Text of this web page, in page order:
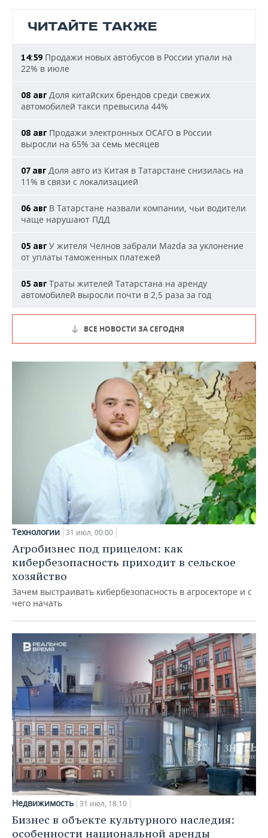
ЧИТАЙТЕ ТАКЖЕ
14:59 Продажи новых автобусов в России упали на
22% в июле
08 авг Доля китайских брендов среди свежих
автомобилей такси превысила 44%
08 авг Продажи электронных ОСАГО в России
выросли на 65% за семь месяцев
07 авг Доля авто из Китая в Татарстане снизилась на
11% в связи с локализацией
06 авг В Татарстане назвали компании, чьи водители
чаще нарушают ПДД
05 авг У жителя Челнов забрали Mazda за уклонение
от уплаты таможенных платежей
05 авг Траты жителей Татарстана на аренду
автомобилей выросли почти в 2,5 раза за год
ВСЕ НОВОСТИ ЗА СЕГОДНЯ
Технологии 31 июл, 00:00
Агробизнес под прицелом: как
кибербезопасность приходит в сельское
хозяйство
Зачем выстраивать кибербезопасность в агросекторе и с
чего начать
Недвижимость 31 июл, 18:10
Бизнес в объекте культурного наследия:
особенности национальной аренды